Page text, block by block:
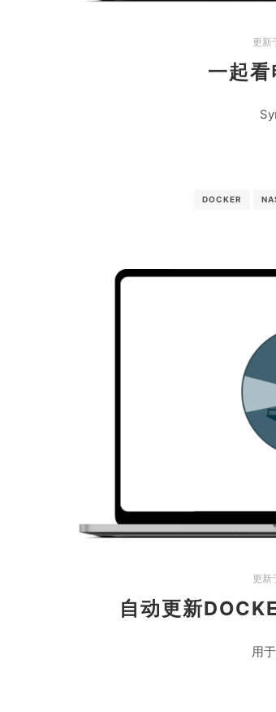
更新
一起
DOCKER
更新
自动更新
用